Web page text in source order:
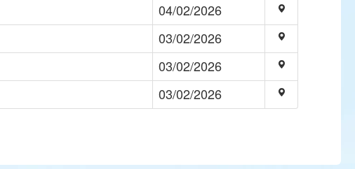
04/02/2026
03/02/2026
03/02/2026
03/02/2026